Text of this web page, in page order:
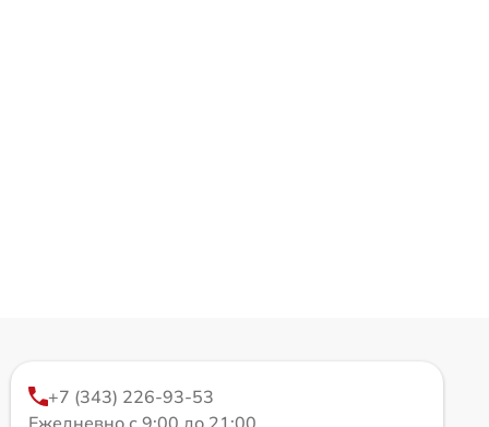
+7 (343) 226-93-53
Ежедневно с 9:00 до 21:00